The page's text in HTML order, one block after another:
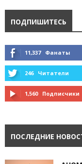
ПОДПИШИТЕСЬ
11,337 Фанаты
246 Читатели
1,560 Подписчики
ПОСЛЕДНИЕ